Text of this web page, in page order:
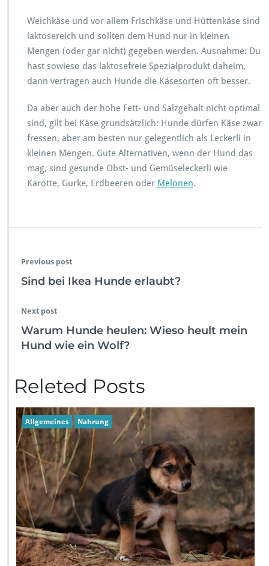
Weichkäse und vor allem Frischkäse und Hüttenkäse sind
laktosereich und sollten dem Hund nur in kleinen
Mengen (oder gar nicht) gegeben werden. Ausnahme: Du
hast sowieso das laktosefreie Spezialprodukt daheim,
dann vertragen auch Hunde die Käsesorten oft besser.
Da aber auch der hohe Fett- und Salzgehalt nicht optimal
sind, gilt bei Käse grundsätzlich: Hunde dürfen Käse zwar
fressen, aber am besten nur gelegentlich als Leckerli in
kleinen Mengen. Gute Alternativen, wenn der Hund das
mag, sind gesunde Obst- und Gemüseleckerli wie
Karotte, Gurke, Erdbeeren oder Melonen.
Previous post
Sind bei Ikea Hunde erlaubt?
Next post
Warum Hunde heulen: Wieso heult mein
Hund wie ein Wolf?
Releted Posts
Allgemeines Nahrung